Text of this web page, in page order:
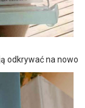
odkrywać na nowo